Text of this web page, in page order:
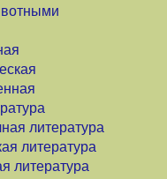
литература
литература
литература